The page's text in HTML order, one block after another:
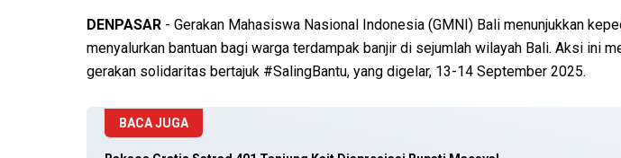
DENPASAR - Gerakan Mahasiswa Nasional Indonesia (GMNI) Bali menunjukkan
menyalurkan bantuan bagi warga terdampak banjir di sejumlah wilayah Bali. Aksi ini
gerakan solidaritas bertajuk #SalingBantu, yang digelar, 13-14 September 2025.
BACA JUGA